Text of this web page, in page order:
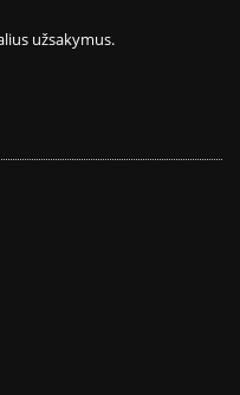
užsakymus.